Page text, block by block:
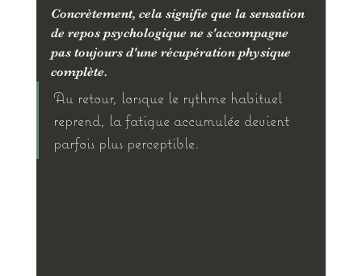
Concrètement, cela signifie que la sensation
de repos psychologique ne s'accompagne
pas toujours d'une récupération physique
complète.
Au retour, lorsque le rythme habituel
reprend, la fatigue accumulée devient
parfois plus perceptible.